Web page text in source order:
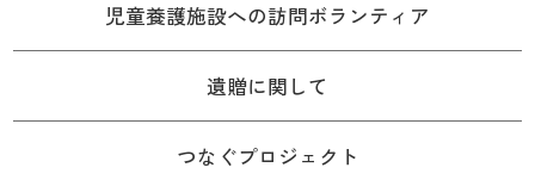
児童養護施設への訪問ボランティア
遺贈に関して
つなぐプロジェクト